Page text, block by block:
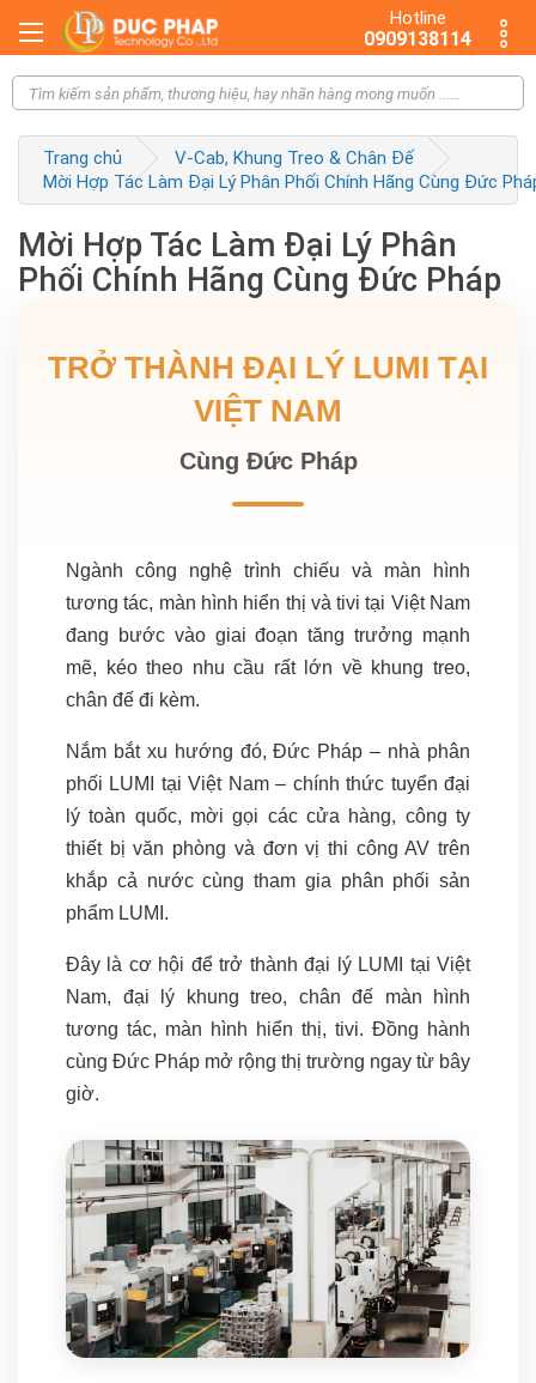
Hotline
0909138114
Trang chủ
V-Cab, Khung Treo & Chân Đế
Mời Hợp Tác Làm Đại Lý Phân Phối Chính Hãng Cùng Đức
Mời Hợp Tác Làm Đại Lý Phân
Phối Chính Hãng Cùng Đức Pháp
TRỞ THÀNH ĐẠI LÝ LUMI TẠI
VIỆT NAM
Cùng Đức Pháp
Ngành công nghệ trình chiếu và màn hình
tương tác, màn hình hiển thị và tivi tại Việt Nam
đang bước vào giai đoạn tăng trưởng mạnh
mẽ, kéo theo nhu cầu rất lớn về khung treo,
chân đế đi kèm.
Nắm bắt xu hướng đó, Đức Pháp – nhà phân
phối LUMI tại Việt Nam – chính thức tuyển đại
lý toàn quốc, mời gọi các cửa hàng, công ty
thiết bị văn phòng và đơn vị thi công AV trên
khắp cả nước cùng tham gia phân phối sản
phẩm LUMI.
Đây là cơ hội để trở thành đại lý LUMI tại Việt
Nam, đại lý khung treo, chân đế màn hình
tương tác, màn hình hiển thị, tivi. Đồng hành
cùng Đức Pháp mở rộng thị trường ngay từ bây
giờ.